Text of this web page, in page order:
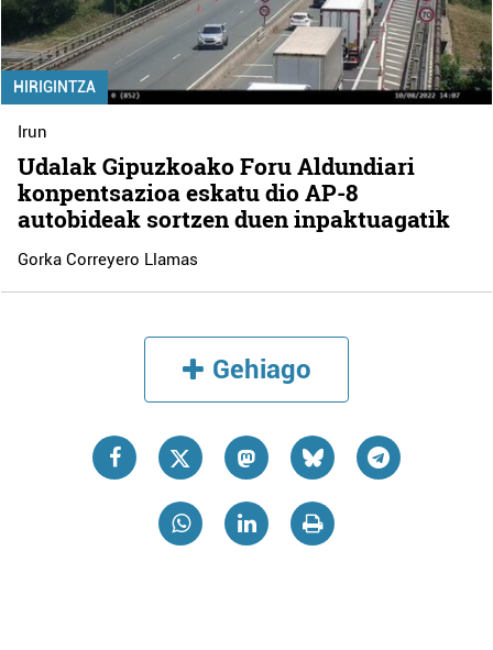
HIRIGINTZA
Irun
Udalak Gipuzkoako Foru Aldundiari
konpentsazioa eskatu dio AP-8
autobideak sortzen duen inpaktuagatik
Gorka Correyero Llamas
Gehiago